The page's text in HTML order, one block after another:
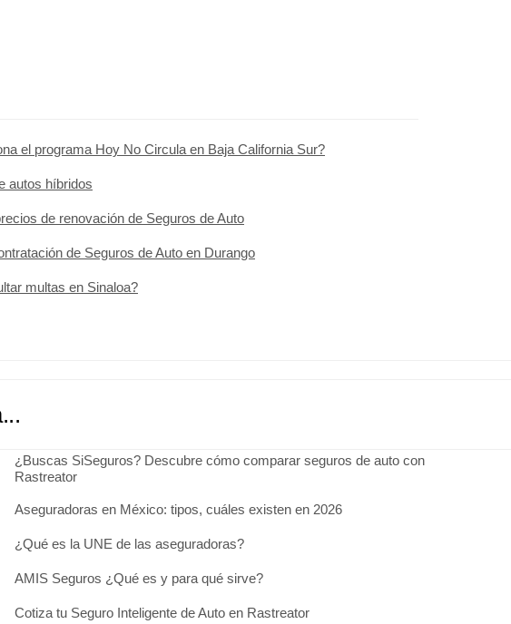
el programa Hoy No Circula en Baja California Sur?
autos híbridos
de renovación de Seguros de Auto
de Seguros de Auto en Durango
multas en Sinaloa?
¿Buscas SiSeguros? Descubre cómo comparar seguros de auto con
Rastreator
Aseguradoras en México: tipos, cuáles existen en 2026
¿Qué es la UNE de las aseguradoras?
AMIS Seguros ¿Qué es y para qué sirve?
Cotiza tu Seguro Inteligente de Auto en Rastreator